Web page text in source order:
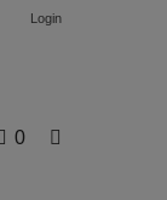
Login
0